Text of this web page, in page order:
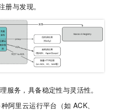
册与发现。
服务，具备稳定性与灵活性。
阿里云运行平台（如 ACK、